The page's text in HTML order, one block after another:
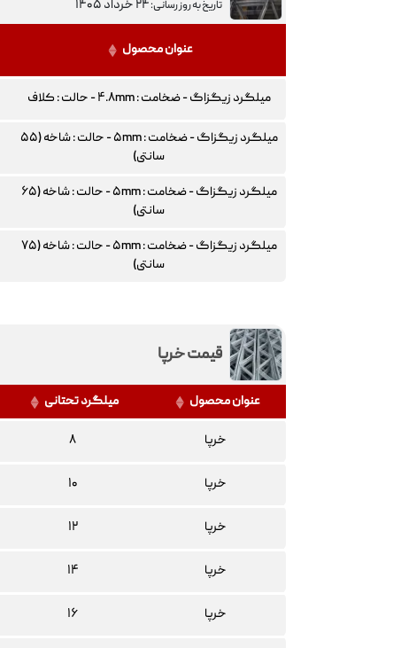
تاریخ به روز رسانی:۲۴ خرداد ۱۴۰۵
عنوان محصول
میلگرد زیگزاگ - ضخامت : ۴.۸mm - حالت : کلاف
میلگرد زیگزاگ - ضخامت : ۵mm - حالت : شاخه (۵۵
سانتی)
میلگرد زیگزاگ - ضخامت : ۵mm - حالت : شاخه (۶۵
سانتی)
میلگرد زیگزاگ - ضخامت : ۵mm - حالت : شاخه (۷۵
سانتی)
قیمت خرپا
عنوان محصول میلگرد تحتانی
خرپا ۸
خرپا ۱۰
خرپا ۱۲
خرپا ۱۴
خرپا ۱۶